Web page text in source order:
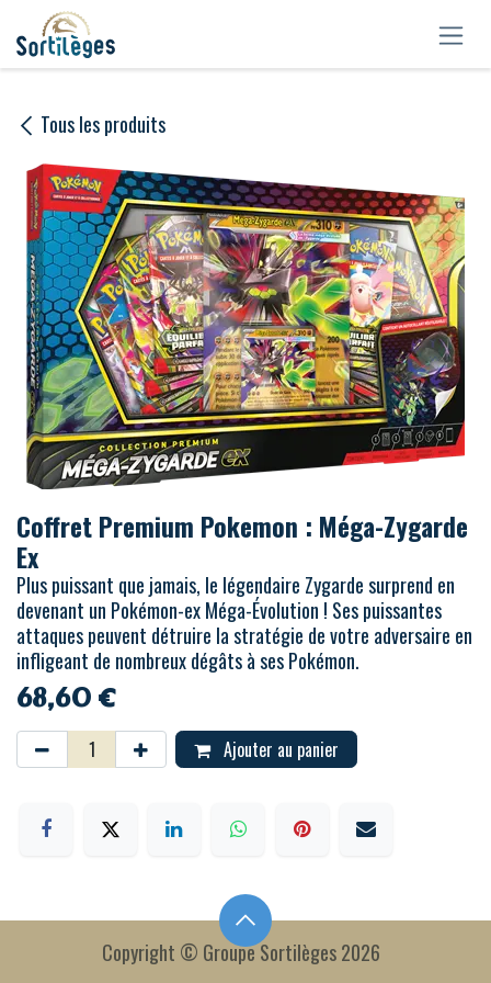
Se rendre au contenu
Tous les produits
Coffret Premium Pokemon : Méga-Zygarde
Ex
Plus puissant que jamais, le légendaire Zygarde surprend en
devenant un Pokémon-ex Méga-Évolution ! Ses puissantes
attaques peuvent détruire la stratégie de votre adversaire en
infligeant de nombreux dégâts à ses Pokémon.
68,60€
Ajouter au panier
Copyright © Groupe Sortilèges 2026